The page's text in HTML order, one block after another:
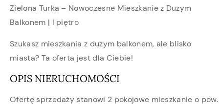
Zielona Turka – Nowoczesne Mieszkanie z Dużym
Balkonem | I piętro
Szukasz mieszkania z dużym balkonem, ale blisko
miasta? Ta oferta jest dla Ciebie!
OPIS NIERUCHOMOŚCI
Ofertę sprzedaży stanowi 2 pokojowe mieszkanie o pow.